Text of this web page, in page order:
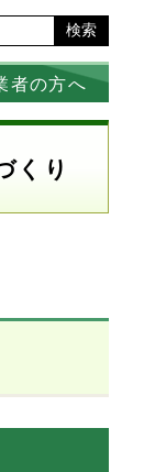
検索
者の方へ
くり